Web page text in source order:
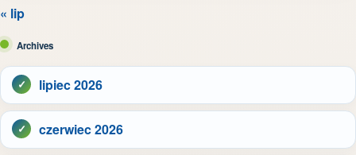
« lip
Archives
lipiec 2026
czerwiec 2026